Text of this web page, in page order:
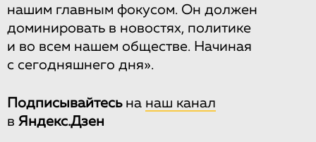
нашим главным фокусом. Он должен
доминировать в новостях, политике
и во всем нашем обществе. Начиная
с сегодняшнего дня».
Подписывайтесьна наш канал
в Яндекс.Дзен